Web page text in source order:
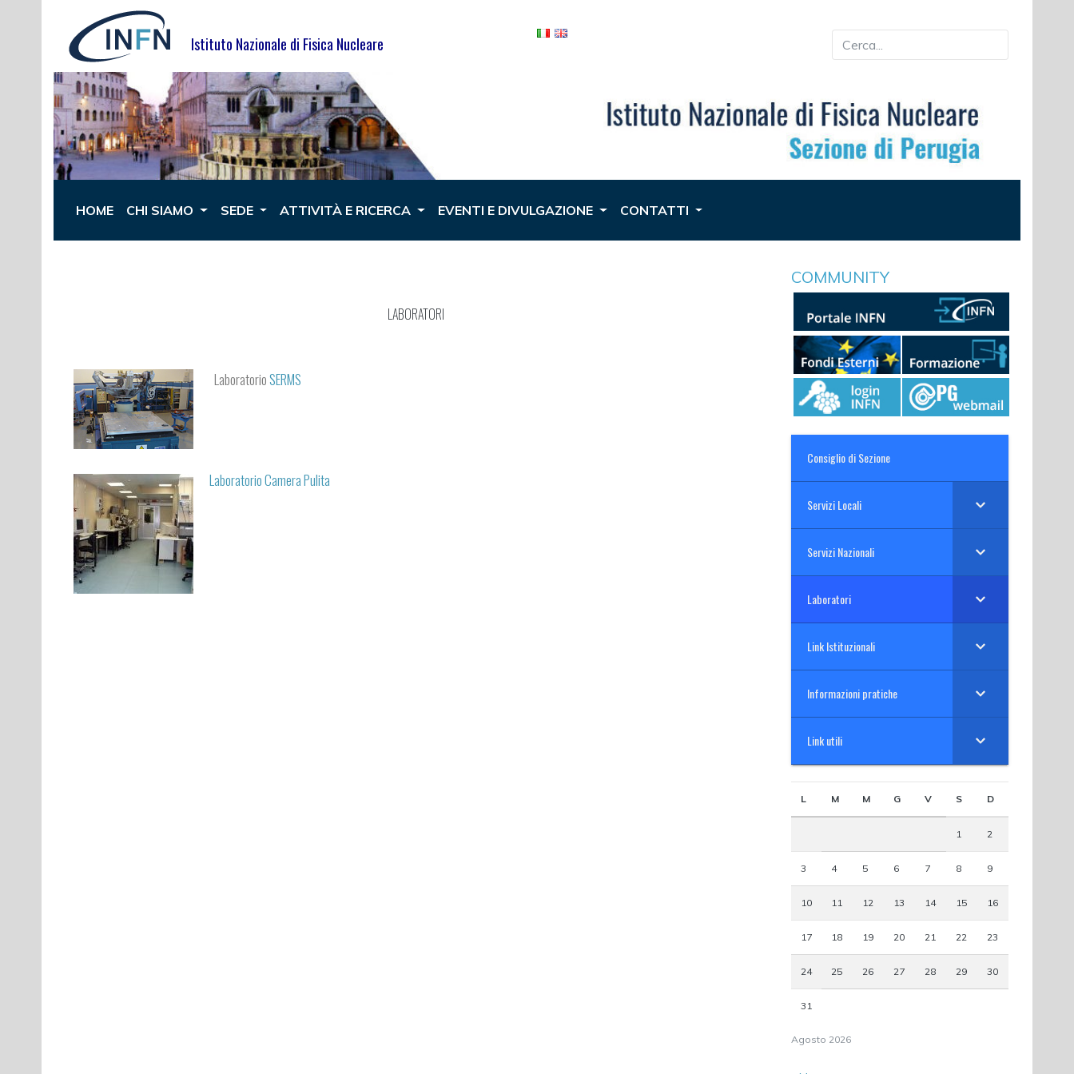
Istituto Nazionale di Fisica Nucleare
HOME CHI SIAMO SEDE ATTIVITÀ E RICERCA EVENTI E DIVULGAZIONE CONTATTI
LABORATORI
LaboratorioSERMS
Laboratorio Camera Pulita
COMMUNITY
Consiglio di Sezione
Servizi Locali
Servizi Nazionali
Laboratori
Link Istituzionali
Informazioni pratiche
Link utili
Agosto 2026
L M M G V S D
1 2
3 4 5 6 7 8 9
10 11 12 13 14 15 16
17 18 19 20 21 22 23
24 25 26 27 28 29 30
31